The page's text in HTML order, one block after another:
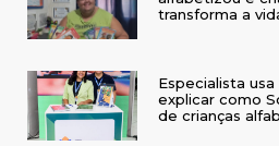
transforma a
Especialista
explicar como
de crianças